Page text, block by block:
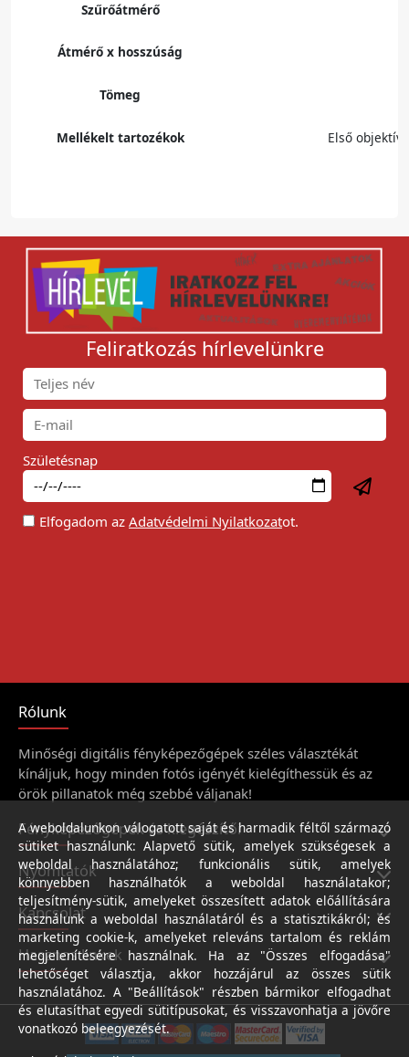
Szűrőátmérő
Átmérő x hosszúság
Tömeg
Mellékelt tartozékok Első
Feliratkozás hírlevelünkre
Születésnap
Elfogadom az Adatvédelmi Nyilatkozatot.
Rólunk
Minőségi digitális fényképezőgépek széles választékát
kínáljuk, hogy minden fotós igényét kielégíthessük és az
örök pillanatok még szebbé váljanak!
Fényképezőgépek és kiegészítői
Nyomtatók
Kapcsolat
Hasznos linkek
A weboldalunkon válogatott saját és harmadik féltől származó
sütiket használunk: Alapvető sütik, amelyek szükségesek a
weboldal használatához; funkcionális sütik, amelyek
könnyebben használhatók a weboldal használatakor;
teljesítmény-sütik, amelyeket összesített adatok előállítására
használunk a weboldal használatáról és a statisztikákról; és
marketing cookie-k, amelyeket releváns tartalom és reklám
megjelenítésére használnak. Ha az "Összes elfogadása"
lehetőséget választja, akkor hozzájárul az összes sütik
használatához. A "Beállítások" részben bármikor elfogadhat
és elutasíthat egyedi sütitípusokat, és visszavonhatja a jövőre
vonatkozó beleegyezését.